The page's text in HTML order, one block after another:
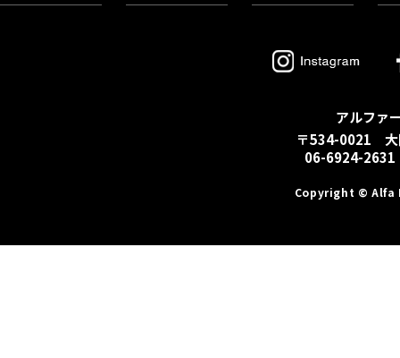
アルファ
〒534-0021 大
06-6924-
Copyright © Alfa